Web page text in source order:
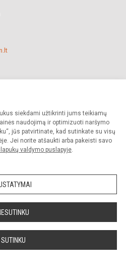
siekdami užtikrinti jums teikiamų
naudojimą ir optimizuoti naršymo
jūs patvirtinate, kad sutinkate su visų
Jei norite atšaukti arba pakeisti savo
valdymo puslapyje.
SUTINKU
mokykla. Visos teisės saugomos.
sutikimo griežtai draudžiama.
Slapukų valdymas